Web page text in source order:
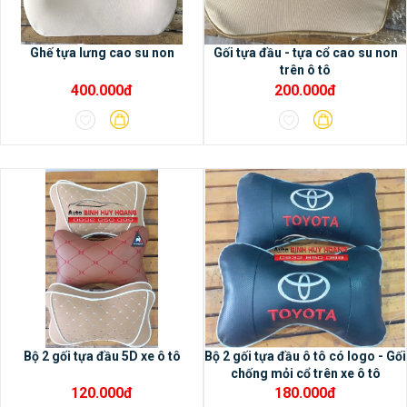
xe.– Phù hợp cho hầu hết các dòng xe
hiện nay.
2/ Các tính năng nổi bật của
Pro X3- Màn hình DVD Android Oled
Pro X3 có bộ nhớ Ram 2G, bộ nhớ trong
32G, chip 8 nhân, bảo hành 18 tháng- Màn
hình Android Oled Pro X3 sử dụng không
giới hạn các ứng dụng trong cửa hàng CH
play- Màn hình IPS, cảm biến rất thông
minh, cảnh báo được đóng cửa bị hở
không khít ngay trên màn hình.- Hỗ trợ
camera AHD siêu rõ nét cho độ phân giải
Full HD 1920x1080p, chất lượng cao hơn
Ghế tựa lưng cao su non
400.000đ
Gối tựa đầu - tựa cổ cao su non
trên ô tô
200.000đ
Bộ 2 gối tựa đầu 5D xe ô tô
120.000đ
Bộ 2 gối tựa đầu ô tô có logo - Gối
chống mỏi cổ trên xe ô tô
180.000đ